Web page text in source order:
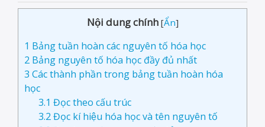
Nội dung chính [Ẩn]
1 Bảng tuần hoàn các nguyên tố hóa học
2 Bảng nguyên tố hóa học đầy đủ nhất
3 Các thành phần trong bảng tuần hoàn hóa
học
3.1 Đọc theo cấu trúc
3.2Đọc kí hiệu hóa học và tên nguyên tố